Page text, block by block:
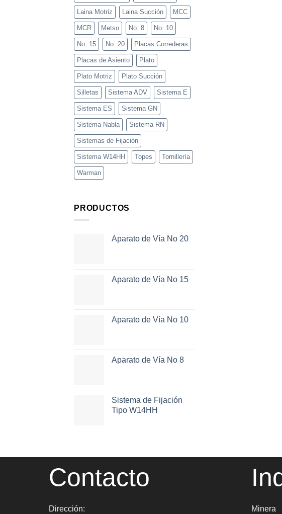
Laina Motriz Laina Succión MCC
MCR Metso No. 8 No. 10
No. 15 No. 20 Placas Correderas
Placas de Asiento Plato
Plato Motriz Plato Succión
Silletas Sistema ADV Sistema E
Sistema ES Sistema GN
Sistema Nabla Sistema RN
Sistemas de Fijación
Sistema W14HH Topes Tornillería
Warman
PRODUCTOS
Aparato de Vía No 20
Aparato de Vía No 15
Aparato de Vía No 10
Aparato de Vía No 8
Sistema de Fijación
Tipo W14HH
Contacto
Dirección:
Minera